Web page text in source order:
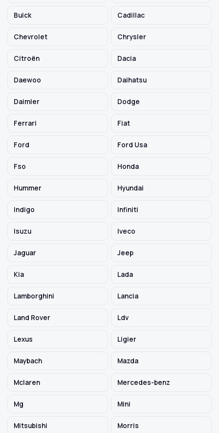
Buick Cadillac
Chevrolet Chrysler
Citroën Dacia
Daewoo Daihatsu
Daimler Dodge
Ferrari Fiat
Ford Ford Usa
Fso Honda
Hummer Hyundai
Indigo Infiniti
Isuzu Iveco
Jaguar Jeep
Kia Lada
Lamborghini Lancia
Land Rover Ldv
Lexus Ligier
Maybach Mazda
Mclaren Mercedes-benz
Mg Mini
Mitsubishi Morris